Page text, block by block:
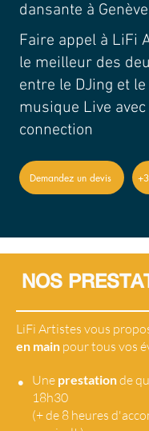
dansante à
Faire appel à LiFi
le meilleur des
entre le DJing et
musique Live
connection
Demandez un devis
NOS
LiFi Artistes vous
en main pour tous vos
• Une prestationde
18h30
(+ de 8 heures